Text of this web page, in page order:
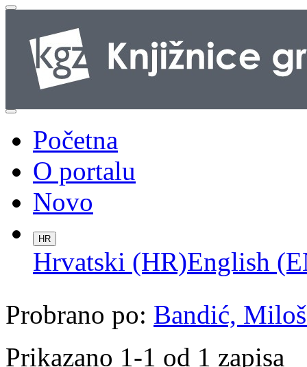
Početna
O portalu
Novo
HR
Hrvatski (HR)English
Probrano po: Bandić,
Prikazano 1-1 od 1 zapisa